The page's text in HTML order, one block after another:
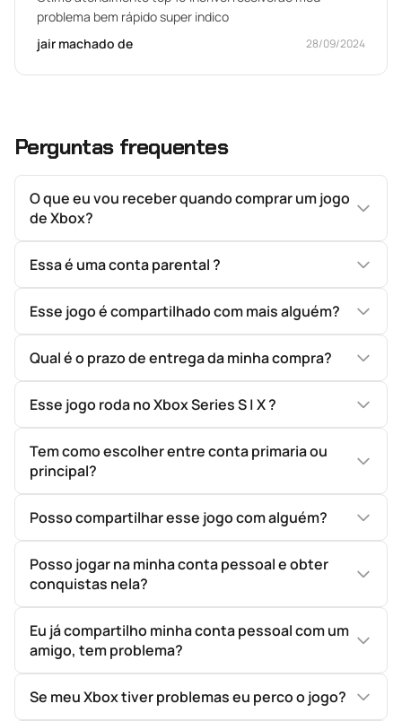
problema bem rápido super indico
jair machado de
28/09/2024
Perguntas frequentes
O que eu vou receber quando comprar um jogo
de Xbox?
Essa é uma conta parental ?
Esse jogo é compartilhado com mais alguém?
Qual é o prazo de entrega da minha compra?
Esse jogo roda no Xbox Series S | X ?
Tem como escolher entre conta primaria ou
principal?
Posso compartilhar esse jogo com alguém?
Posso jogar na minha conta pessoal e obter
conquistas nela?
Eu já compartilho minha conta pessoal com um
amigo, tem problema?
Se meu Xbox tiver problemas eu perco o jogo?